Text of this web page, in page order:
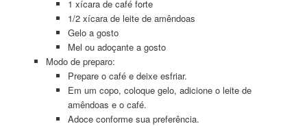
1 xícara de café forte
1/2 xícara de leite de amêndoas
Gelo a gosto
Mel ou adoçante a gosto
Modo de preparo:
Prepare o café e deixe esfriar.
Em um copo, coloque gelo, adicione o leite de
amêndoas e o café.
Adoce conforme sua preferência.